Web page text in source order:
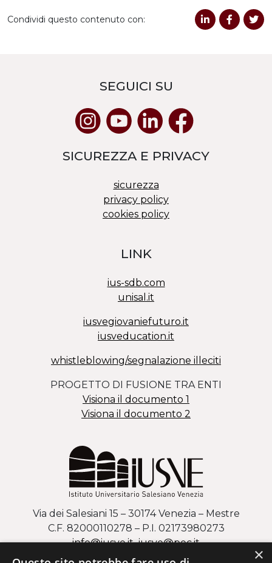
Condividi questo contenuto con:
SEGUICI SU
SICUREZZA E PRIVACY
sicurezza
privacy policy
cookies policy
LINK
ius-sdb.com
unisal.it
iusvegiovaniefuturo.it
iusveducation.it
whistleblowing/segnalazione illeciti
PROGETTO DI FUSIONE TRA ENTI
Visiona il documento 1
Visiona il documento 2
Via dei Salesiani 15 – 30174 Venezia – Mestre
C.F. 82000110278 – P.I. 02173980273
info@iusve.it iusve@pec.it
×